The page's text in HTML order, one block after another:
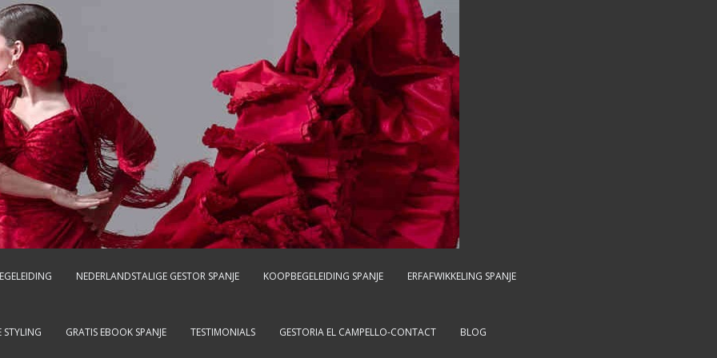
NEDERLANDSTALIGE GESTOR SPANJE KOOPBEGELEIDING SPANJE ERFAFWIKKELING SPANJE
STYLING GRATIS EBOOK SPANJE TESTIMONIALS GESTORIA EL CAMPELLO-CONTACT BLOG